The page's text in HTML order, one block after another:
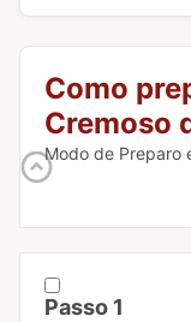
Como
Cremoso
Modo de Preparo
Passo 1